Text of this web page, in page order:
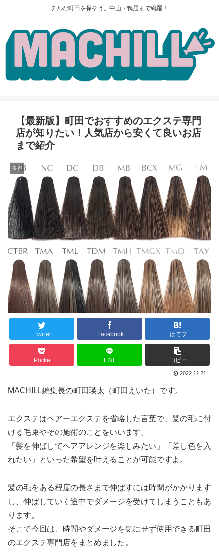
チルな町田を探そう。中山・鴨居まで網羅！
【最新版】町田でおすすめのエクステ専門
店が知りたい！人気店から安くて良いお店
まで紹介
美容
Twitter Facebook はてブ
Pocket LINE コピー
2022.12.21
MACHILL編集長の町田瑛太（町田えいた）です。
エクステはヘアーエクステを省略した言葉で、髪の毛に付
ける毛束やその施術のことをいいます。
「髪を伸ばしてヘアアレンジを楽しみたい」「差し色を入
れたい」といった希望を叶えることが可能ですよ。
髪の毛をある程度の長さまで伸ばすには時間がかかります
し、伸ばしていく途中でダメージを受けてしまうこともあ
ります。
そこで今回は、時間やダメージを気にせず使用できる町田
のエクステ専門店をまとめました。